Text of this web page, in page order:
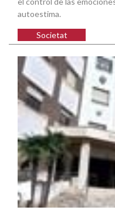
autoestima.
Societat